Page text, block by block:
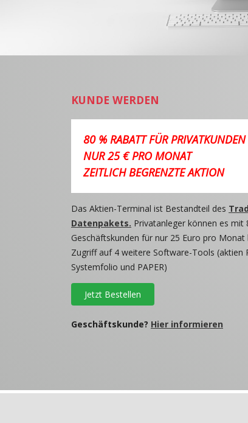
KUNDE WERDEN
80 % RABATT FÜR
NUR 25 € PRO MONAT
ZEITLICH BEGRENZTE AKTION
Das Aktien-Terminal ist Bestandteil des
Datenpakets. Privatanleger können es mit
Geschäftskunden für nur 25 Euro pro
Zugriff auf 4 weitere Software-Tools (aktien
Systemfolio und PAPER)
Jetzt Bestellen
Geschäftskunde? Hier informieren